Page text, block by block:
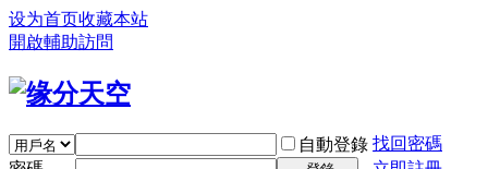
设为首页收藏本站
開啟輔助訪問
自動登錄 找回密碼